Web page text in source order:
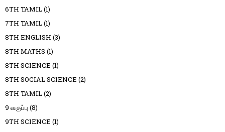
6TH TAMIL(1)
7TH TAMIL(1)
8TH ENGLISH (3)
8TH MATHS (1)
8TH SCIENCE (1)
8TH SOCIAL SCIENCE (2)
8TH TAMIL(2)
9 வகுப்பு (8)
9TH SCIENCE (1)